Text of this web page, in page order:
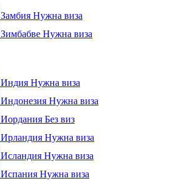
Замбия Нужна виза
Зимбабве Нужна виза
Индия Нужна виза
Индонезия Нужна виза
Иордания Без виз
Ирландия Нужна виза
Исландия Нужна виза
Испания Нужна виза